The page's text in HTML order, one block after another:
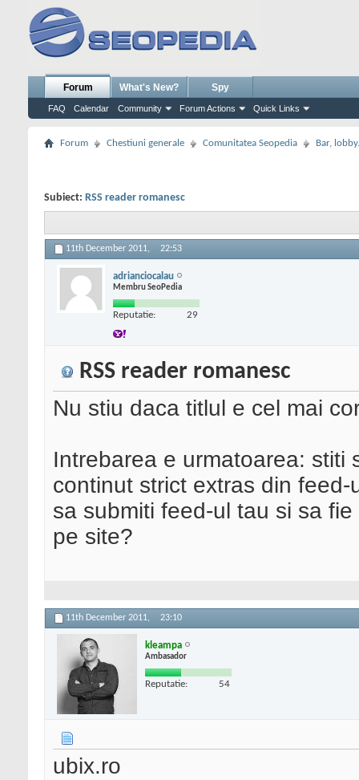
Forum
FAQ Calendar Community Forum Actions Quick Links
What's New? Spy
Forum Chestiuni generale Comunitatea Seopedia Bar,
Subiect: RSS reader romanesc
11th December 2011, 22:53
adrianciocalau
Membru SeoPedia
Reputatie: 29
RSS reader romanesc
Nu stiu daca titlul e cel mai
Intrebarea e urmatoarea: stiti
continut strict extras din
sa submiti feed-ul tau si sa
pe site?
11th December 2011, 23:10
kleampa
Ambasador
Reputatie: 54
ubix.ro